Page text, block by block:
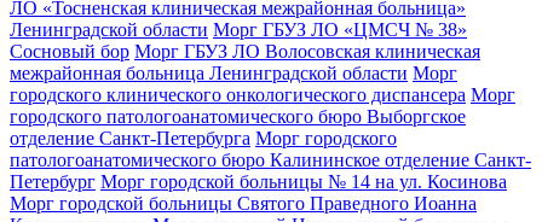
ЛО «Тосненская клиническая межрайонная больница»
Ленинградской области Морг ГБУЗ ЛО «ЦМСЧ № 38»
Сосновый бор Морг ГБУЗ ЛО Волосовская клиническая
межрайонная больница Ленинградской области Морг
городского клинического онкологического диспансера Морг
городского патологоанатомического бюро Выборгское
отделение Санкт-Петербурга Морг городского
патологоанатомического бюро Калининское отделение Санкт-
Петербург Морг городской больницы № 14 на ул. Косинова
Морг городской больницы Святого Праведного Иоанна